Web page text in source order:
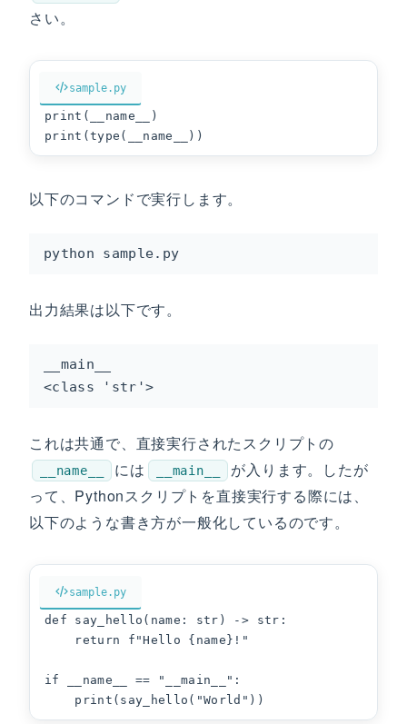
さい。
sample.py
print(__name__)
print(type(__name__))
以下のコマンドで実行します。
python sample.py
出力結果は以下です。
__main__
<class 'str'>
これは共通で、直接実行されたスクリプトの
__name__ には __main__
が入ります。したが
って、Pythonスクリプトを直接実行する際には、
以下のような書き方が一般化しているのです。
sample.py
def say_hello(name: str) -> str:
    return f"Hello {name}!"
if __name__ == "__main__":
    print(say_hello("World"))